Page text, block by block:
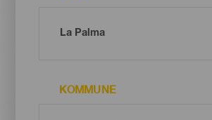
KOMMUNE